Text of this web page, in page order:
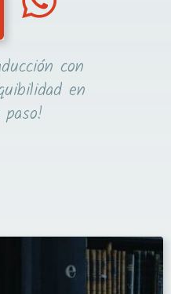
con
en